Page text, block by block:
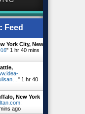
Feed
York City, New
" 1 hr 40 mins
" 1 hr 40
New York
ago